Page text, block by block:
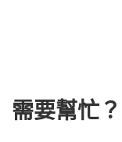
需要幫忙？